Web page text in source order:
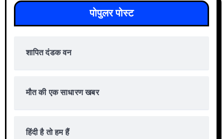
पोपुलर पोस्ट
शापित दंडक वन
मौत की एक साधारण खबर
हिंदी है तो हम हैं